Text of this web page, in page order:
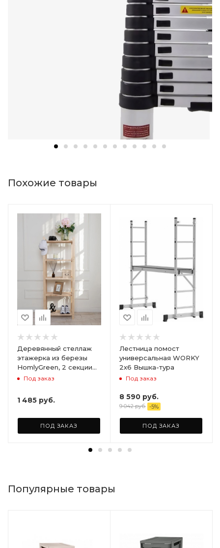
Похожие товары
Деревянный стеллаж
этажерка из березы
HomlyGreen, 2 секции
на 5 полок. Размер
Под заказ
1 485 руб.
ПОД ЗАКАЗ
Лестница помост
универсальная WORKY
2х6 Вышка-тура
Под заказ
8 590 руб.
9 042руб. -5%
ПОД ЗАКАЗ
Популярные товары